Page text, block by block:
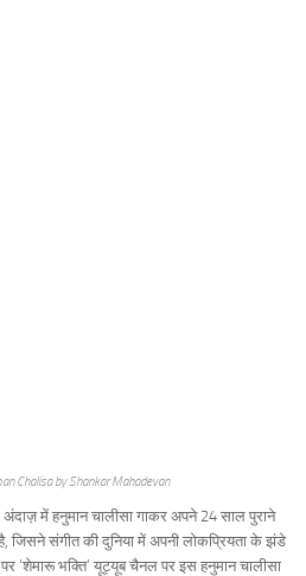
Chalisa by Shankar Mahadevan
में हनुमान चालीसा गाकर अपने 24 साल पुराने
जिसने संगीत की दुनिया में अपनी लोकप्रियता के झंडे
‘शेमारू भक्ति’ यूट्यूब चैनल पर इस हनुमान चालीसा